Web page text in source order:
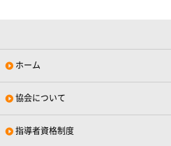
ホーム
協会について
指導者資格制度